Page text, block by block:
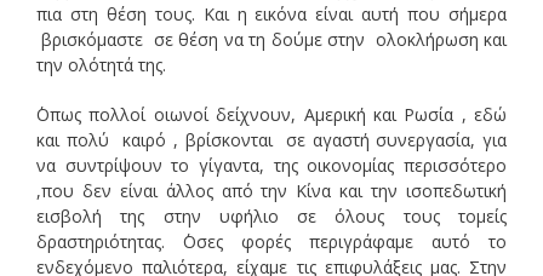
πια στη θέση τους. Και η εικόνα είναι αυτή που σήμερα
βρισκόμαστε σε θέση να τη δούμε στην ολοκλήρωση και
την ολότητά της.
΄Οπως πολλοί οιωνοί δείχνουν, Αμερική και Ρωσία , εδώ
και πολύ καιρό , βρίσκονται σε αγαστή συνεργασία, για
να συντρίψουν το γίγαντα, της οικονομίας περισσότερο
,που δεν είναι άλλος από την Κίνα και την ισοπεδωτική
εισβολή της στην υφήλιο σε όλους τους τομείς
δραστηριότητας. ΄Οσες φορές περιγράφαμε αυτό το
ενδεχόμενο παλιότερα, είχαμε τις επιφυλάξεις μας. Στην